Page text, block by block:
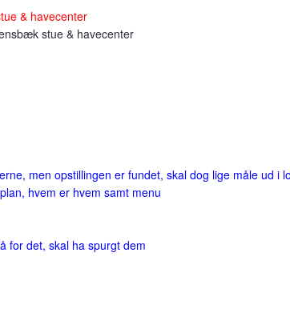
& havecenter
stue & havecenter
men opstillingen er fundet, skal dog lige måle ud i
hvem er hvem samt menu
for det, skal ha spurgt dem